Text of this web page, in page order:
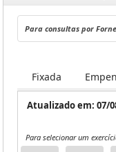
Para consultas por
Fixada
Atualizado em: 07/
Para selecionar um